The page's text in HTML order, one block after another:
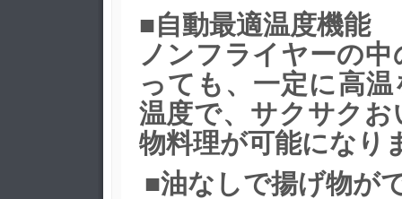
■自動最適温度機能
ノンフライヤーの
っても、一定に高
温度で、サクサクお
物料理が可能になり
■油なしで揚げ物が